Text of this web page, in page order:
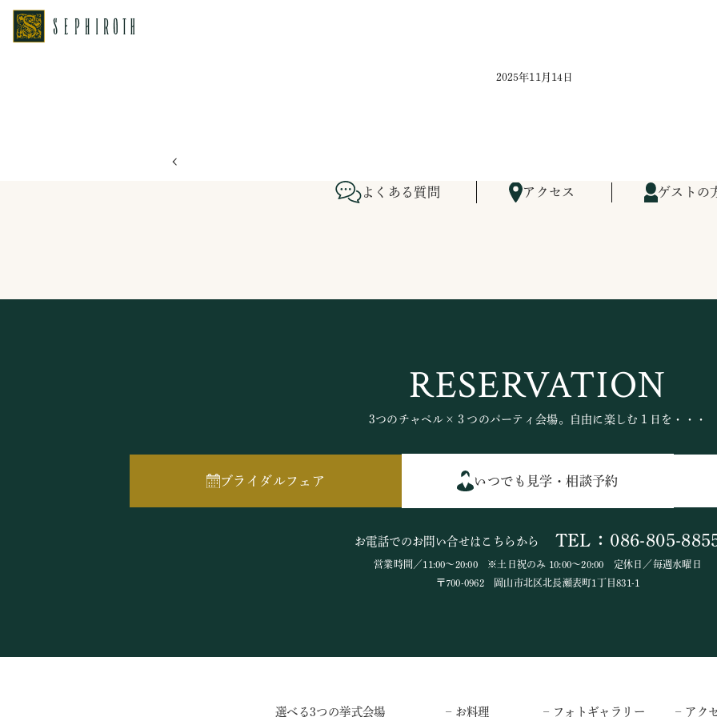
2025年11月14日
よくある質問 アクセス ゲストの
RESERVATION
3つのチャペル×３つのパーティ会場。自由に楽しむ１日を・・・
ブライダルフェア いつでも見学・相談予約
お電話でのお問い合せはこちらから TEL：086-805-
営業時間／11:00～20:00 ※土日祝のみ 10:00～20:00 定休日／毎週水曜日
〒700-0962 岡山市北区北長瀬表町1丁目831-1
選べる3つの挙式会場 – お料理 – フォトギャラリー – アク